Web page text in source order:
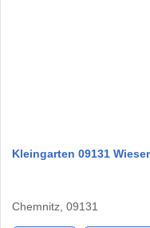
Kleingarten 09131
Chemnitz, 09131